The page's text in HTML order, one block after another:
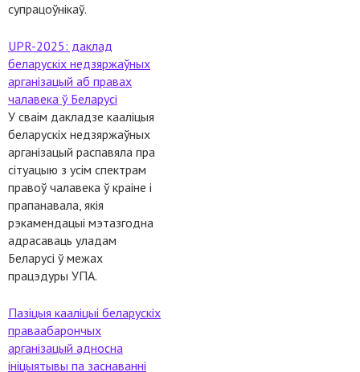
супрацоўнікаў.
UPR-2025: даклад
беларускіх недзяржаўных
арганізацый аб правах
чалавека ў Беларусі
У сваім дакладзе кааліцыя
беларускіх недзяржаўных
арганізацый распавяла пра
сітуацыю з усім спектрам
правоў чалавека ў краіне і
прапанавала, якія
рэкамендацыі мэтазгодна
адрасаваць уладам
Беларусі ў межах
працэдуры УПА.
Пазіцыя кааліцыі беларускіх
праваабарончых
арганізацый адносна
ініцыятывы па заснаванні